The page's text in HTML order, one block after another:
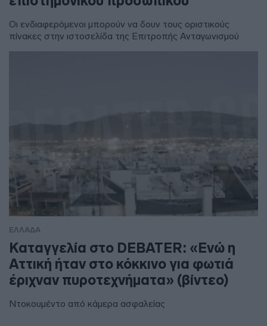
Οι ενδιαφερόμενοι μπορούν να δουν τους οριστικούς
πίνακες στην ιστοσελίδα της Επιτροπής Ανταγωνισμού
ΕΛΛΑΔΑ
Καταγγελία στο DEBATER: «Ενώ η
Αττική ήταν στο κόκκινο για φωτιά
έριχναν πυροτεχνήματα» (βίντεο)
Ντοκουμέντο από κάμερα ασφαλείας